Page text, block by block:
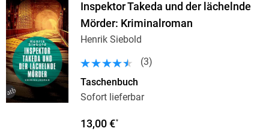
Inspektor Takeda und der lächelnde
Mörder: Kriminalroman
Henrik Siebold
(3)
Taschenbuch
Sofort lieferbar
13,00 €*